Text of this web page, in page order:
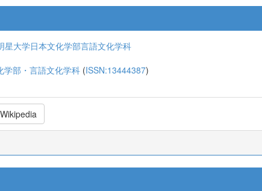
星大学日本文化学部言語文化学科
学部・言語文化学科 (ISSN:13444387)
Wikipedia